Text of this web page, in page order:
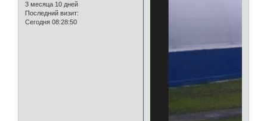
3 месяца 10 дней
Последний визит:
Сегодня 08:28:50